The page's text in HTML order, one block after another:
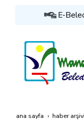
E-
ana sayfa haber arşivi